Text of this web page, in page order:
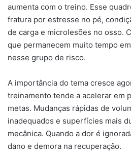
aumenta com o treino. Esse
fratura por estresse no pé,
de carga e microlesões no osso.
que permanecem muito tempo
nesse grupo de risco.
A importância do tema cresce
treinamento tende a acelerar em
metas. Mudanças rápidas de
inadequados e superfícies mais
mecânica. Quando a dor é
dano e demora na recuperação.